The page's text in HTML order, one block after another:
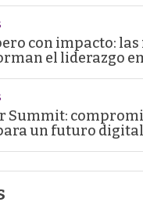
con impacto: las
el liderazgo
Summit:
un futuro digital